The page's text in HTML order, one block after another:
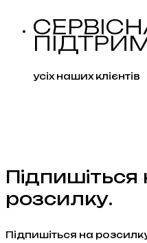
усіх наших клієнтів
розсилку.
Підпишіться на